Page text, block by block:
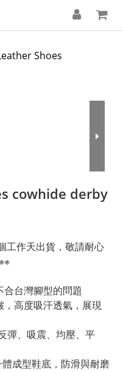
Shoes
cowhide derby
工作天出貨，敬請耐心
台灣腳型的問題
高度吸汗透氣，展現
彈、吸震、均壓、平
成型鞋底，防滑與耐磨